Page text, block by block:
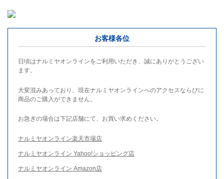
お客様各位
日頃はナルミヤオンラインをご利用いただき、誠にありがとうござい
ます。
大変混みあっており、現在ナルミヤオンラインへのアクセスならびに
商品のご購入ができません。
お急ぎの場合は下記店舗にて、お買い求めください。
ナルミヤオンライン楽天市場店
ナルミヤオンライン Yahoo!ショッピング店
ナルミヤオンライン Amazon店